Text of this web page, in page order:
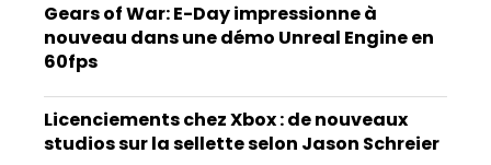
Gears of War: E-Day impressionne à
nouveau dans une démo Unreal Engine en
60fps
Licenciements chez Xbox : de nouveaux
studios sur la sellette selon Jason Schreier